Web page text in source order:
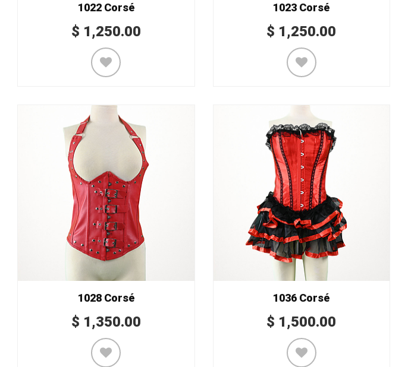
1022 Corsé
$ 1,250.00
1023 Corsé
$ 1,250.00
1028 Corsé
$ 1,350.00
1036 Corsé
$ 1,500.00